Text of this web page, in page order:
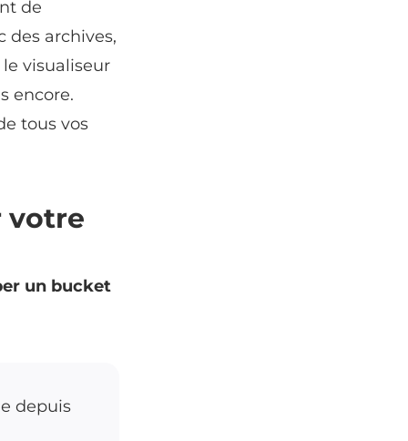
de
des archives,
le visualiseur
encore.
tous vos
votre
un bucket
depuis